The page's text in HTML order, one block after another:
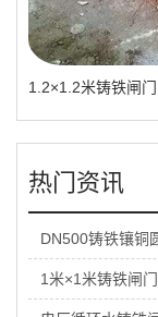
热门资讯
DN500铸铁镶铜
1米×1米铸铁闸